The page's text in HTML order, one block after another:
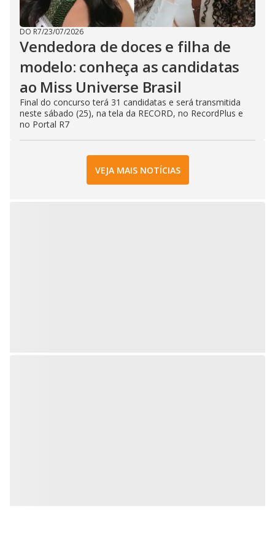
DO R7/23/07/2026
Vendedora de doces e filha de
modelo: conheça as candidatas
ao Miss Universe Brasil
Final do concurso terá 31 candidatas e será transmitida
neste sábado (25), na tela da RECORD, no RecordPlus e
no Portal R7
VEJA MAIS NOTÍCIAS